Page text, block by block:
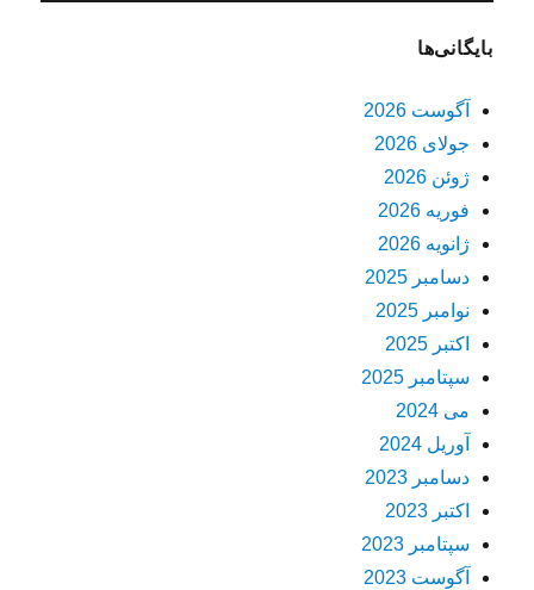
بایگانی‌ها
آگوست 2026
جولای 2026
ژوئن 2026
فوریه 2026
ژانویه 2026
دسامبر 2025
نوامبر 2025
اکتبر 2025
سپتامبر 2025
می 2024
آوریل 2024
دسامبر 2023
اکتبر 2023
سپتامبر 2023
آگوست 2023